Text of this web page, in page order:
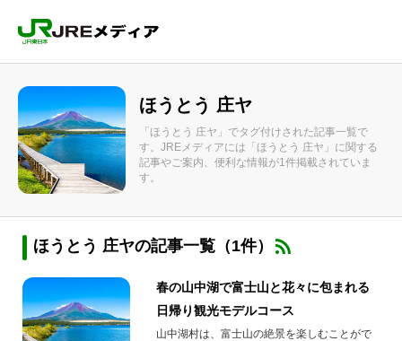
ほうとう 庄ヤ
「ほうとう 庄ヤ」でタグ付けされた記事一覧で
す。JREメディアには「ほうとう 庄ヤ」に関する
記事やご案内、便利な情報が1件掲載されていま
す。
ほうとう 庄ヤの記事一覧（1件）
春の山中湖で富士山と花々に包まれる
日帰り観光モデルコース
山中湖村は、富士山の絶景を楽しむことがで